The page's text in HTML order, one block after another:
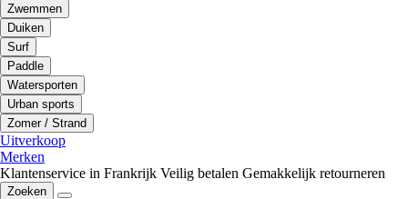
Zwemmen
Duiken
Surf
Paddle
Watersporten
Urban sports
Zomer / Strand
Uitverkoop
Merken
Klantenservice in Frankrijk Veilig betalen Gemakkelijk retourneren
Zoeken